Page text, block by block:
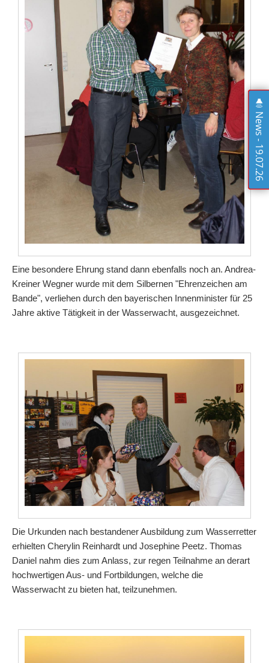
Eine besondere Ehrung stand dann ebenfalls noch an. Andrea-
Kreiner Wegner wurde mit dem Silbernen "Ehrenzeichen am
Bande", verliehen durch den bayerischen Innenminister für 25
Jahre aktive Tätigkeit in der Wasserwacht, ausgezeichnet.
Die Urkunden nach bestandener Ausbildung zum Wasserretter
erhielten Cherylin Reinhardt und Josephine Peetz. Thomas
Daniel nahm dies zum Anlass, zur regen Teilnahme an derart
hochwertigen Aus- und Fortbildungen, welche die
Wasserwacht zu bieten hat, teilzunehmen.
News - 19.07.26